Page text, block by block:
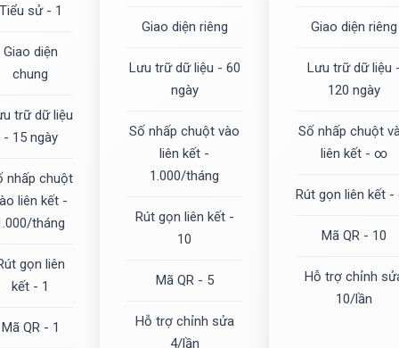
sử - 1
Giao diện
chung
trữ dữ liệu
- 15 ngày
nhấp chuột
liên kết -
tháng
gọn liên
kết - 1
Mã QR - 1
Giao diện riêng
Lưu trữ dữ liệu - 60
ngày
Số nhấp chuột vào
liên kết -
1.000/tháng
Rút gọn liên kết -
10
Mã QR - 5
Hỗ trợ chỉnh sửa
4/lần
Giao diện riêng
Lưu trữ dữ liệu
120 ngày
Số nhấp chuột
liên kết - ∞
Rút gọn liên kết
Mã QR - 10
Hỗ trợ chỉnh
10/lần